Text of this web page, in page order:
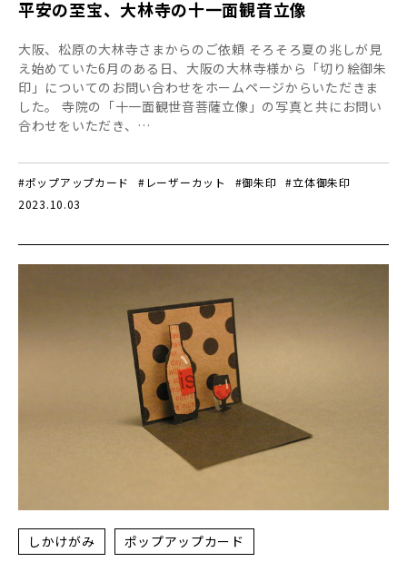
平安の至宝、大林寺の十一面観音立像
大阪、松原の大林寺さまからのご依頼 そろそろ夏の兆しが見
え始めていた6月のある日、大阪の大林寺様から「切り絵御朱
印」についてのお問い合わせをホームページからいただきま
した。 寺院の「十一面観世音菩薩立像」の写真と共にお問い
合わせをいただき、…
#ポップアップカード #レーザーカット #御朱印
#立体御朱印
2023.10.03
しかけがみ ポップアップカード